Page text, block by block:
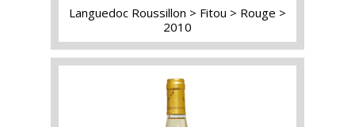
Languedoc Roussillon Fitou
Rouge
2010